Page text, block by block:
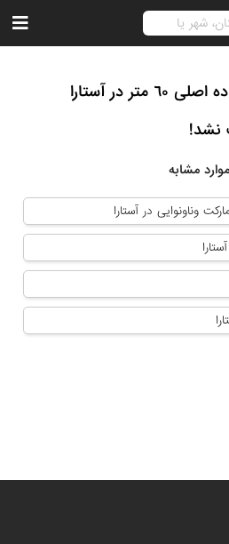
در آستارا
نشد!
موارد مشابه
وناونوایی در آستارا